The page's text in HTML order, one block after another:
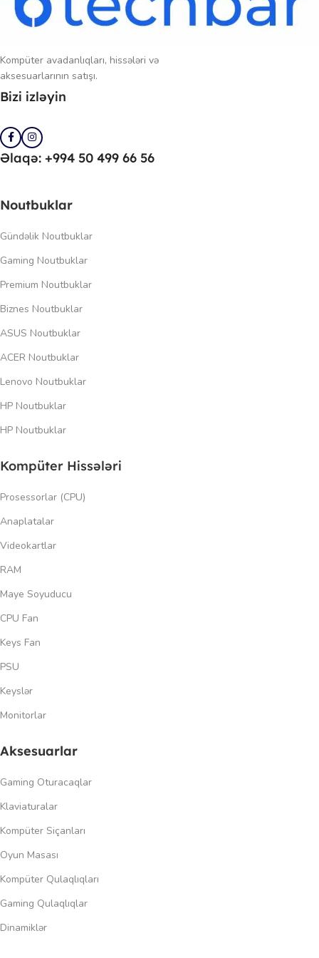
Kompüter avadanlıqları, hissələri və
aksesuarlarının satışı.
Bizi izləyin
Əlaqə: +994 50 499 66 56
Noutbuklar
Gündəlik Noutbuklar
Gaming Noutbuklar
Premium Noutbuklar
Biznes Noutbuklar
ASUS Noutbuklar
ACER Noutbuklar
Lenovo Noutbuklar
HP Noutbuklar
HP Noutbuklar
Kompüter Hissələri
Prosessorlar (CPU)
Anaplatalar
Videokartlar
RAM
Maye Soyuducu
CPU Fan
Keys Fan
PSU
Keyslər
Monitorlar
Aksesuarlar
Gaming Oturacaqlar
Klaviaturalar
Kompüter Siçanları
Oyun Masası
Kompüter Qulaqlıqları
Gaming Qulaqlıqlar
Dinamiklər